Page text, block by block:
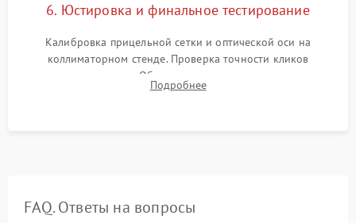
6. Юстировка и финальное тестирование
Калибровка прицельной сетки и оптической оси на
коллиматорном стенде. Проверка точности кликов
механизма поправок. Обязательное испытание прицела на
ударном стенде для проверки устойчивости к отдаче и
Подробнее
FAQ. Ответы на вопросы